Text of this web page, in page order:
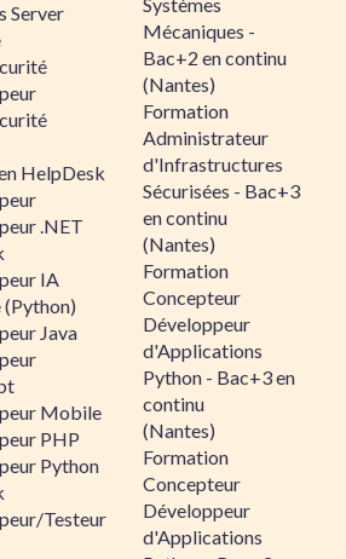
Server
HelpDesk
.NET
IA
(Python)
Java
Mobile
PHP
Python
Testeur
Mécaniques -
Bac+2 en continu
(Nantes)
Formation
Administrateur
d'Infrastructures
Sécurisées - Bac+3
en continu
(Nantes)
Formation
Concepteur
Développeur
d'Applications
Python - Bac+3 en
continu
(Nantes)
Formation
Concepteur
Développeur
d'Applications